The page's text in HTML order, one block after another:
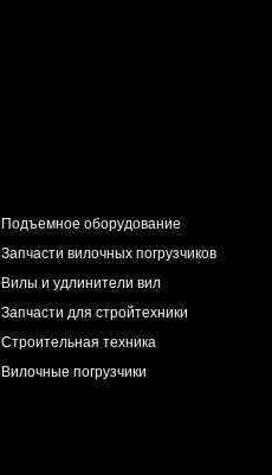
Подъемное оборудование
Запчасти вилочных погрузчиков
Вилы и удлинители вил
Запчасти для стройтехники
Строительная техника
Вилочные погрузчики